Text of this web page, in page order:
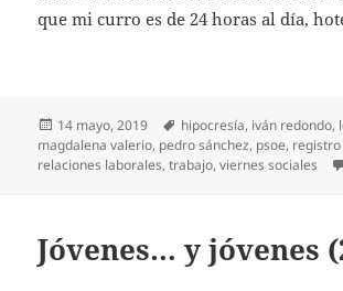
que mi curro es de 24 horas al día,
Publicado
el
14 mayo, 2019 Etiquetas
hipocresía, iván redondo,
magdalena valerio, pedro sánchez, psoe,
relaciones laborales,trabajo,viernes sociales
Jóvenes… y jóvenes